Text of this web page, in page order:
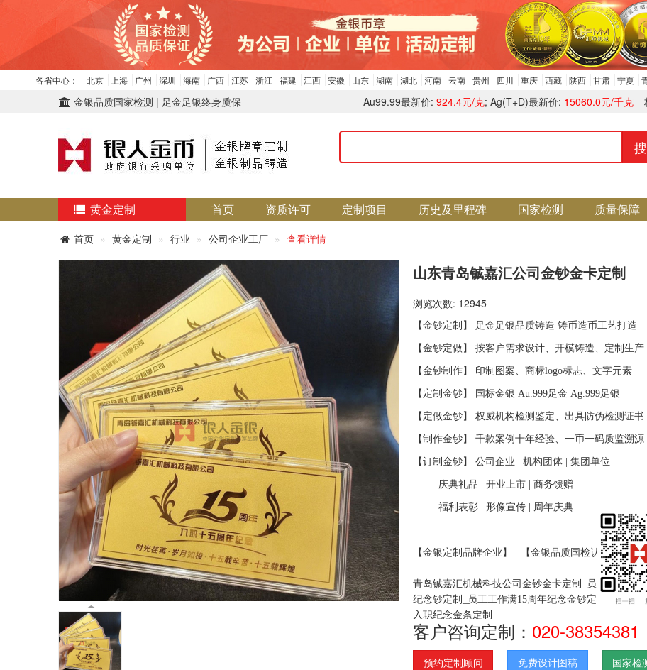
各省中心： 北京 上海 广州 深圳 海南 广西 江苏 浙江 福建 江西 安徽 山东 湖南 湖北 河南 云南 贵州 四川 重庆 西藏 陕西 甘肃 宁夏
金银品质国家检测 | 足金足银终身质保 Au99.99最新价: 924.4元/克; Ag(T+D)最新价: 15060.0元/千克
黄金定制 首页 资质许可 定制项目 历史及里程碑 国家检测 质量保障
首页 黄金定制 行业 公司企业工厂 查看详情
山东青岛铖嘉汇公司金钞金卡定制
浏览次数: 12945
【金钞定制】 足金足银品质铸造 铸币造币工艺打造
【金钞定做】 按客户需求设计、开模铸造、定制生产
【金钞制作】 印制图案、商标logo标志、文字元素
【定制金钞】 国标金银 Au.999足金 Ag.999足银
【定做金钞】 权威机构检测鉴定、出具防伪检测证书
【制作金钞】 千款案例十年经验、一币一码质监溯源
【订制金钞】 公司企业 | 机构团体 | 集团单位
庆典礼品 | 开业上市 | 商务馈赠
福利表彰 | 形像宣传 | 周年庆典
【金银定制品牌企业】 【金银品质国检认证】
青岛铖嘉汇机械科技公司金钞金卡定制_员工入职15
纪念钞定制_员工工作满15周年纪念金钞定制_纪念金
入职纪念金条定制
客户咨询定制： 020-38354381
预约定制顾问 免费设计图稿 国家检